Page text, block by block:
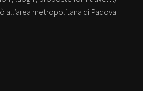
all’area metropolitana di Padova